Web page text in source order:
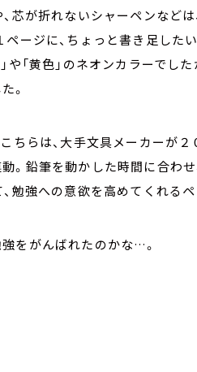
、芯が折れないシャーペンなど
ページに、ちょっと書き足した
や「黄色」のネオンカラーでし
。
こちらは、大手文具メーカーが
。鉛筆を動かした時間に合わ
勉強への意欲を高めてくれるペ
をがんばれたのかな…。